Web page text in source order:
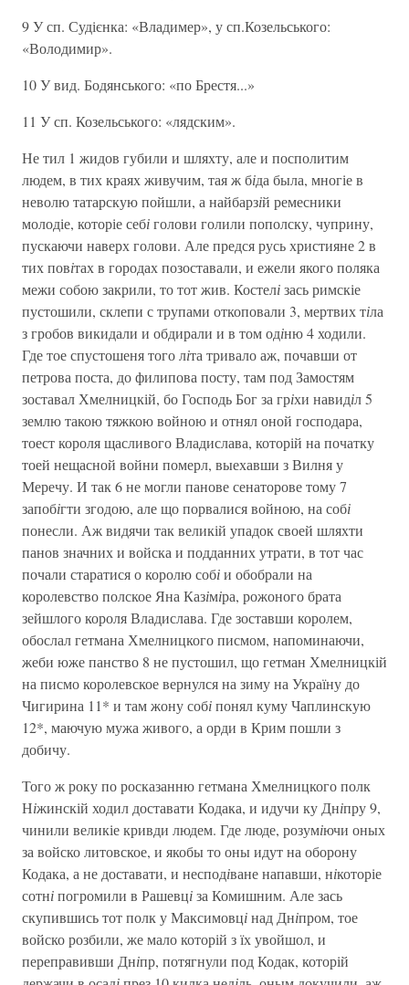
9 У сп. Судієнка: «Владимер», у сп.Козельського:
«Володимир».
10 У вид. Бодянського: «по Брестя...»
11 У сп. Козельського: «лядским».
Не тил 1 жидов губили и шляхту, але и посполитим
людем, в тих краях живучим, тая ж біда была, многіе в
неволю татарскую пойшли, а найбарзій ремесники
молодіе, которіе себіголови голили пополску, чуприну,
пускаючи наверх голови. Але предся русь християне 2 в
тих повітах в городах позоставали, и ежели якого поляка
межи собою закрили, то тот жив. Костелізась римскіе
пустошили, склепи с трупами откоповали 3, мертвих тіла
з гробов викидали и обдирали и в том одіню 4 ходили.
Где тое спустошеня того літа тривало аж, почавши от
петрова поста, до филипова посту, там под Замостям
зоставал Хмелницкій, бо Господь Бог за гріхи навиділ 5
землю такою тяжкою войною и отнял оной господара,
тоест короля щасливого Владислава, которій на початку
тоей нещасной войни померл, выехавши з Вилня у
Меречу. И так 6 не могли панове сенаторове тому 7
запобігти згодою, але що порвалися войною, на собі
понесли. Аж видячи так великій упадок своей шляхти
панов значних и войска и подданних утрати, в тот час
почали старатися о королю собіи обобрали на
королевство полское Яна Казіміра, рожоного брата
зейшлого короля Владислава. Где зоставши королем,
обослал гетмана Хмелницкого писмом, напоминаючи,
жеби юже панство 8 не пустошил, що гетман Хмелницкій
на писмо королевское вернулся на зиму на Україну до
Чигирина 11* и там жону собіпонял куму Чаплинскую
12*, маючую мужа живого, а орди в Крим пошли з
добичу.
Того ж року по росказанню гетмана Хмелницкого полк
Ніжинскій ходил доставати Кодака, и идучи ку Дніпру 9,
чинили великіе кривди людем. Где люде, розуміючи оных
за войско литовское, и якобы то оны идут на оборону
Кодака, а не доставати, и несподіване напавши, нікоторіе
сотніпогромили в Рашевціза Комишним. Але зась
скупившись тот полк у Максимовцінад Дніпром, тое
войско розбили, же мало которій з їх увойшол, и
переправивши Дніпр, потягнули под Кодак, которій